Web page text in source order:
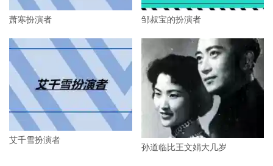
萧寒扮演者 邹叔宝的扮演者
艾千雪扮演者
孙道临比王文娟大几岁